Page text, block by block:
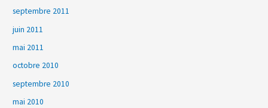
septembre 2011
juin 2011
mai 2011
octobre 2010
septembre 2010
mai 2010